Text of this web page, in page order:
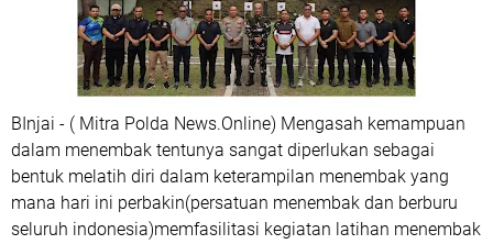
BInjai - ( Mitra Polda News.Online) Mengasah kemampuan
dalam menembak tentunya sangat diperlukan sebagai
bentuk melatih diri dalam keterampilan menembak yang
mana hari ini perbakin(persatuan menembak dan berburu
seluruh indonesia)memfasilitasi kegiatan latihan menembak